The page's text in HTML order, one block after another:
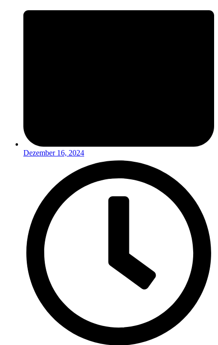
Dezember 16, 2024